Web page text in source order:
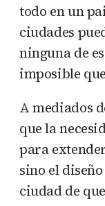
todo en un
ciudades
ninguna de
imposible
A mediados
que la
para
sino el
ciudad de